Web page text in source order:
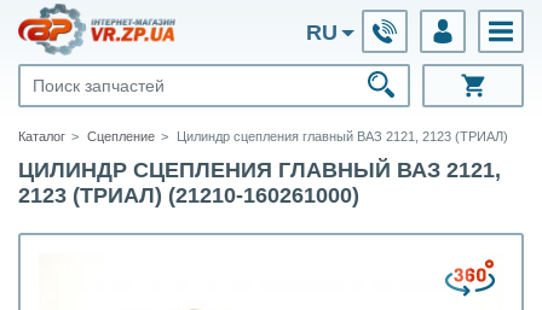
RU
Каталог Сцепление Цилиндр сцепления главный ВАЗ 2121, 2123 (ТРИАЛ)
ЦИЛИНДР СЦЕПЛЕНИЯ ГЛАВНЫЙ ВАЗ 2121,
2123 (ТРИАЛ) (21210-160261000)